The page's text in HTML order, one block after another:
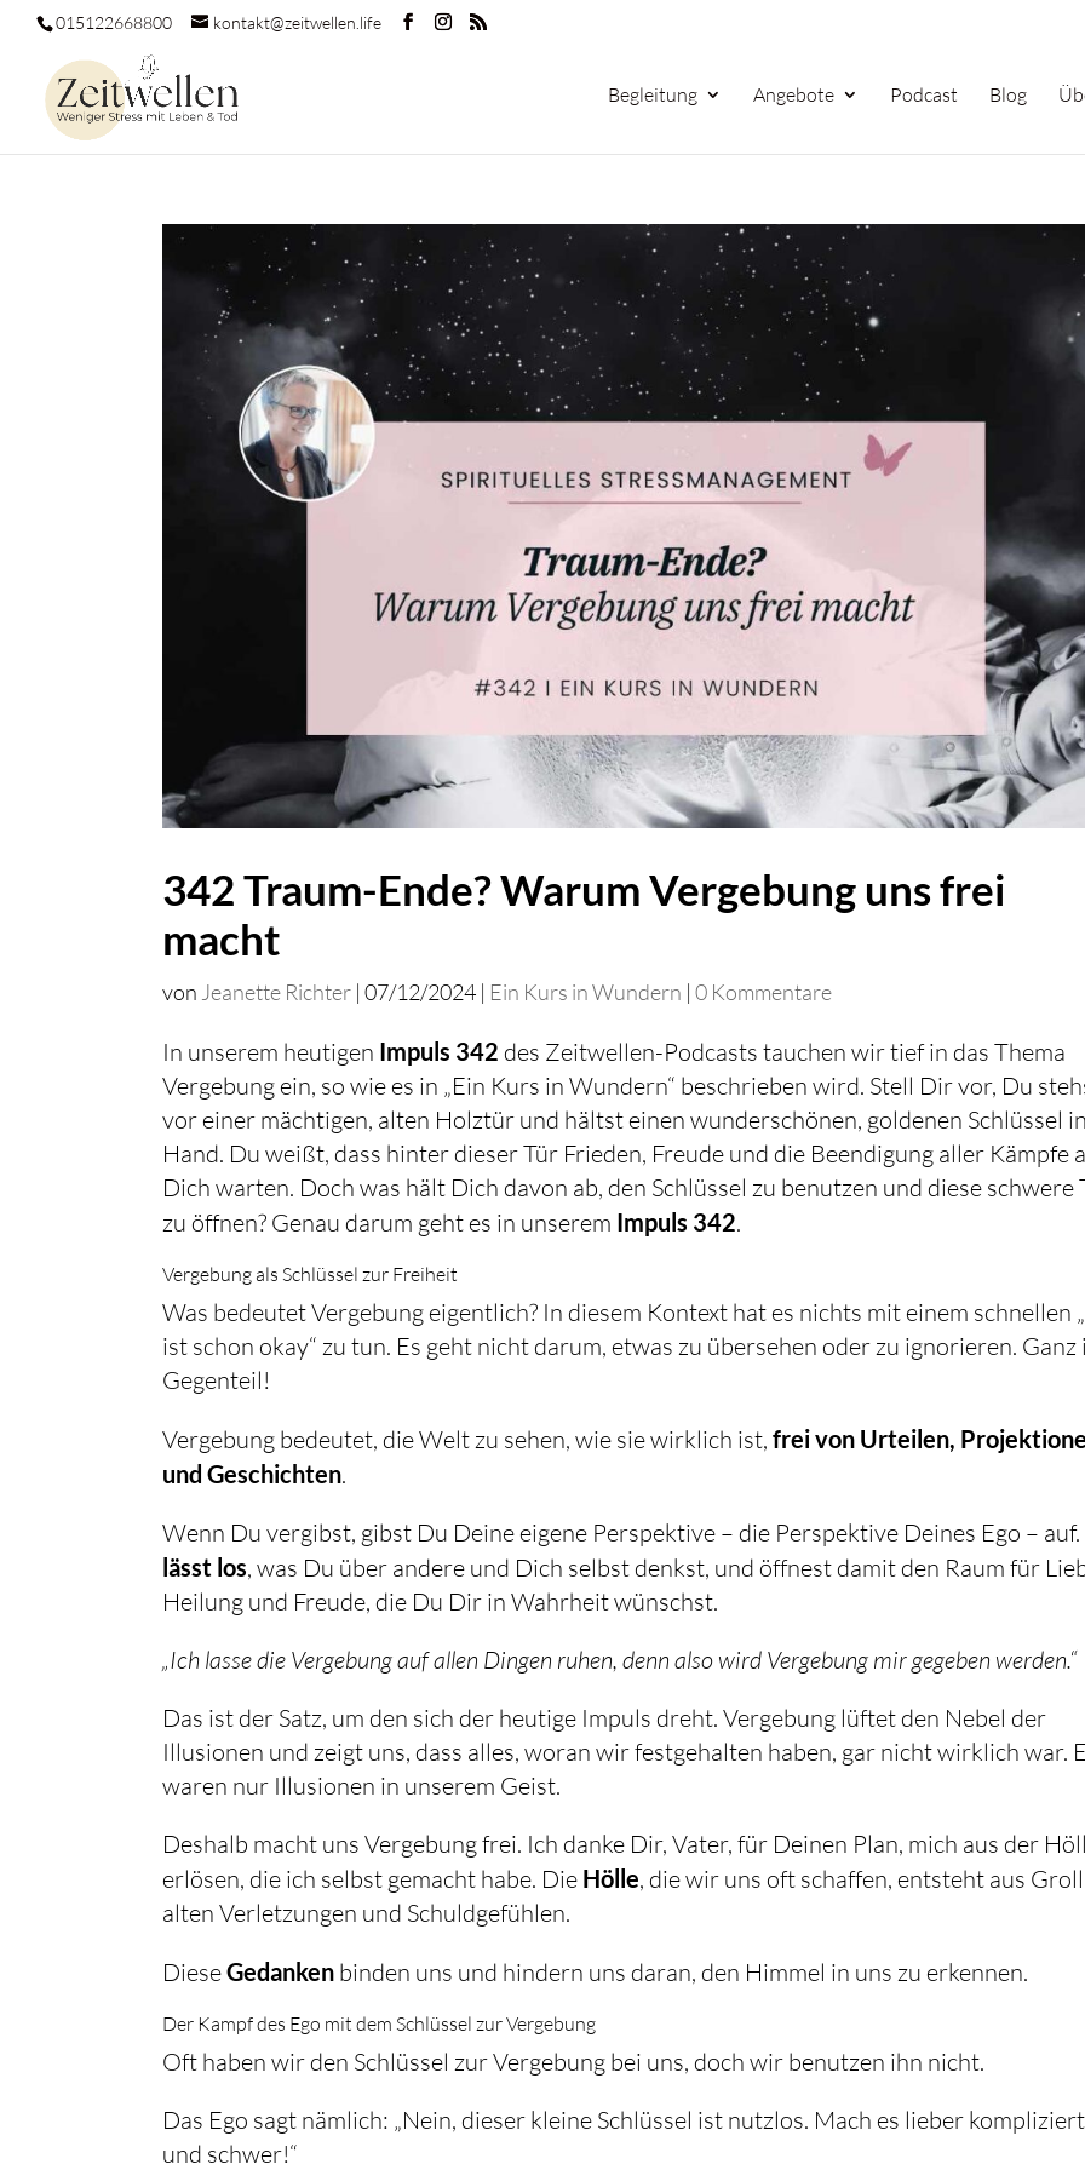
015122668800 kontakt@zeitwellen.life
Begleitung Angebote Podcast Blog
342 Traum-Ende? Warum Vergebung uns frei
macht
von Jeanette Richter |07/12/2024 | Ein Kurs in Wundern |0 Kommentare
In unserem heutigen Impuls 342 des Zeitwellen-Podcasts tauchen wir tief in das Thema
Vergebung ein, so wie es in „Ein Kurs in Wundern“ beschrieben wird. Stell Dir vor, Du
vor einer mächtigen, alten Holztür und hältst einen wunderschönen, goldenen Schlüssel
Hand. Du weißt, dass hinter dieser Tür Frieden, Freude und die Beendigung aller Kämpfe
Dich warten. Doch was hält Dich davon ab, den Schlüssel zu benutzen und diese schwere
zu öffnen? Genau darum geht es in unserem Impuls 342.
Vergebung als Schlüssel zur Freiheit
Was bedeutet Vergebung eigentlich? In diesem Kontext hat es nichts mit einem schnellen
ist schon okay“ zu tun. Es geht nicht darum, etwas zu übersehen oder zu ignorieren. Ganz
Gegenteil!
Vergebung bedeutet, die Welt zu sehen, wie sie wirklich ist,frei von Urteilen,
und Geschichten.
lässt los, was Du über andere und Dich selbst denkst, und öffnest damit den Raum für
Heilung und Freude, die Du Dir in Wahrheit wünschst.
„Ich lasse die Vergebung auf allen Dingen ruhen, denn also wird Vergebung mir gegeben werden.“
Das ist der Satz, um den sich der heutige Impuls dreht. Vergebung lüftet den Nebel der
Illusionen und zeigt uns, dass alles, woran wir festgehalten haben, gar nicht wirklich war.
waren nur Illusionen in unserem Geist.
Deshalb macht uns Vergebung frei. Ich danke Dir, Vater, für Deinen Plan, mich aus der
erlösen, die ich selbst gemacht habe. Die Hölle, die wir uns oft schaffen, entsteht aus
alten Verletzungen und Schuldgefühlen.
DieseGedanken binden uns und hindern uns daran, den Himmel in uns zu erkennen.
Der Kampf des Ego mit dem Schlüssel zur Vergebung
Oft haben wir den Schlüssel zur Vergebung bei uns, doch wir benutzen ihn nicht.
Das Ego sagt nämlich: „Nein, dieser kleine Schlüssel ist nutzlos. Mach es lieber kompliziert
und schwer!“